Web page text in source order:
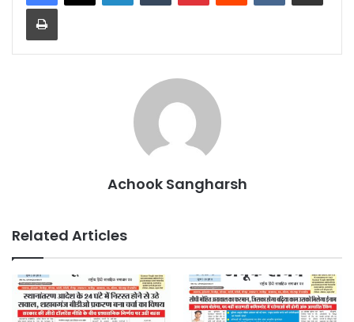
Print
Achook Sangharsh
Related Articles